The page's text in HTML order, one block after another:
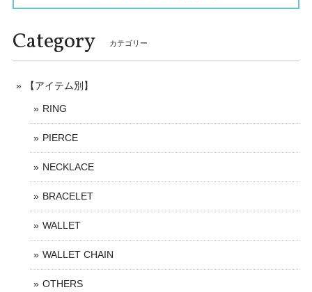
Category カテゴリー
【アイテム別】
RING
PIERCE
NECKLACE
BRACELET
WALLET
WALLET CHAIN
OTHERS